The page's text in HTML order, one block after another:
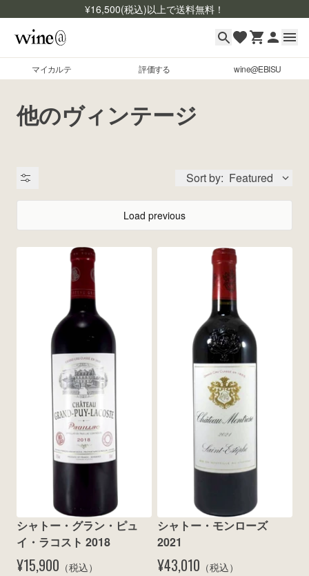
¥16,500(税込)以上で送料無料！
マイカルテ 評価する wine@EBISU
マイカルテ
評価する
商品検索
よくあるご質問
お問い合わせ
他のヴィンテージ
Sort by: Featured
銘柄コード
Load previous
シャトー・グラン・ピュ
イ・ラコスト 2018
¥15,900 （税込）
シャトー・モンローズ
2021
¥43,010 （税込）